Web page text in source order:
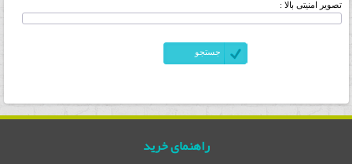
تصویر امنیتی بالا :
راهنمای خرید